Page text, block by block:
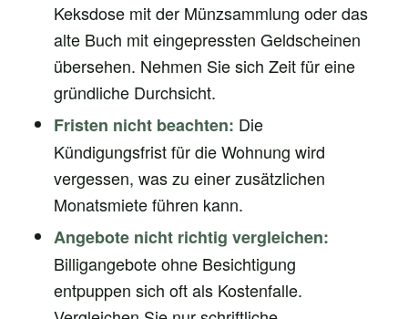
Keksdose mit der Münzsammlung oder das
alte Buch mit eingepressten Geldscheinen
übersehen. Nehmen Sie sich Zeit für eine
gründliche Durchsicht.
Fristen nicht beachten: Die
Kündigungsfrist für die Wohnung wird
vergessen, was zu einer zusätzlichen
Monatsmiete führen kann.
Angebote nicht richtig vergleichen:
Billigangebote ohne Besichtigung
entpuppen sich oft als Kostenfalle.